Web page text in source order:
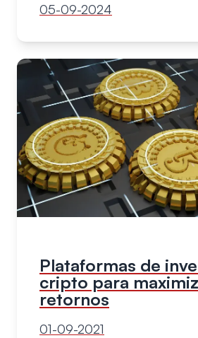
05-09-2024
Plataformas de
cripto para
retornos
01-09-2021